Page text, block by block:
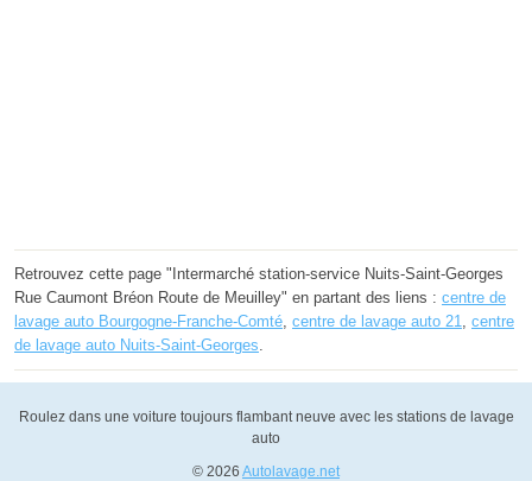
Retrouvez cette page "Intermarché station-service Nuits-Saint-Georges
Rue Caumont Bréon Route de Meuilley" en partant des liens : centre de
lavage auto Bourgogne-Franche-Comté, centre de lavage auto 21, centre
de lavage auto Nuits-Saint-Georges.
Roulez dans une voiture toujours flambant neuve avec les stations de lavage
auto
© 2026 Autolavage.net